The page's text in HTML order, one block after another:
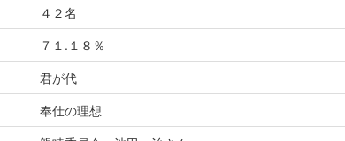
４２名
７１.１８％
君が代
奉仕の理想